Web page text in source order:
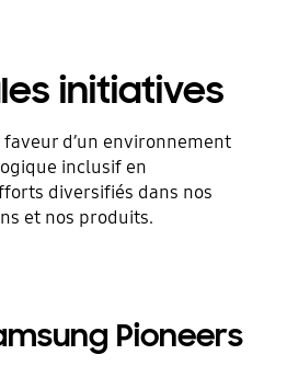
initiatives
d’un environnement
inclusif en
diversifiés dans nos
et nos produits.
Pioneers